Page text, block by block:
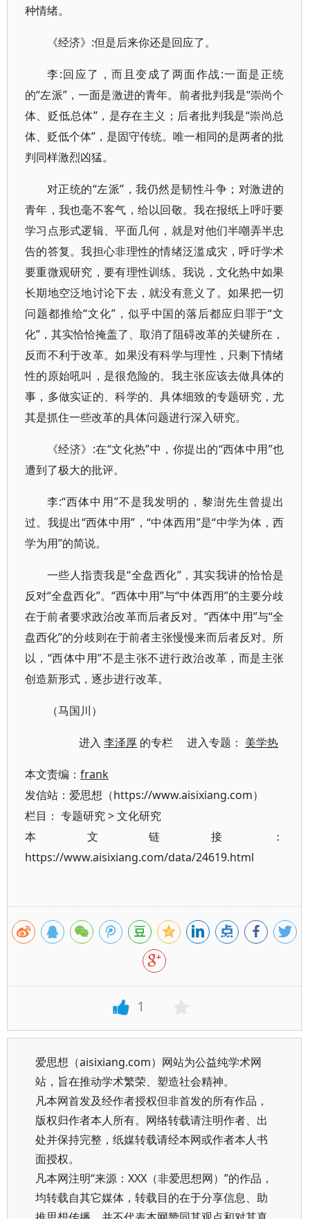
种情绪。
《经济》:但是后来你还是回应了。
李:回应了，而且变成了两面作战:一面是正统
的“左派”，一面是激进的青年。前者批判我是“崇尚个
体、贬低总体”，是存在主义；后者批判我是“崇尚总
体、贬低个体”，是固守传统。唯一相同的是两者的批
判同样激烈凶猛。
对正统的“左派”，我仍然是韧性斗争；对激进的
青年，我也毫不客气，给以回敬。我在报纸上呼吁要
学习点形式逻辑、平面几何，就是对他们半嘲弄半忠
告的答复。我担心非理性的情绪泛滥成灾，呼吁学术
要重微观研究，要有理性训练。我说，文化热中如果
长期地空泛地讨论下去，就没有意义了。如果把一切
问题都推给“文化”，似乎中国的落后都应归罪于“文
化”，其实恰恰掩盖了、取消了阻碍改革的关键所在，
反而不利于改革。如果没有科学与理性，只剩下情绪
性的原始吼叫，是很危险的。我主张应该去做具体的
事，多做实证的、科学的、具体细致的专题研究，尤
其是抓住一些改革的具体问题进行深入研究。
《经济》:在“文化热”中，你提出的“西体中用”也
遭到了极大的批评。
李:“西体中用”不是我发明的，黎澍先生曾提出
过。我提出“西体中用”，“中体西用”是“中学为体，西
学为用”的简说。
一些人指责我是“全盘西化”，其实我讲的恰恰是
反对“全盘西化”。“西体中用”与“中体西用”的主要分歧
在于前者要求政治改革而后者反对。“西体中用”与“全
盘西化”的分歧则在于前者主张慢慢来而后者反对。所
以，“西体中用”不是主张不进行政治改革，而是主张
创造新形式，逐步进行改革。
（马国川）
进入李泽厚 的专栏 进入专题： 美学热
本文责编： frank
发信站：爱思想（https://www.aisixiang.com）
栏目： 专题研究>文化研究
本文链接：
https://www.aisixiang.com/data/24619.html
1
爱思想（aisixiang.com）网站为公益纯学术网
站，旨在推动学术繁荣、塑造社会精神。
凡本网首发及经作者授权但非首发的所有作品，
版权归作者本人所有。网络转载请注明作者、出
处并保持完整，纸媒转载请经本网或作者本人书
面授权。
凡本网注明“来源：XXX（非爱思想网）”的作品，
均转载自其它媒体，转载目的在于分享信息、助